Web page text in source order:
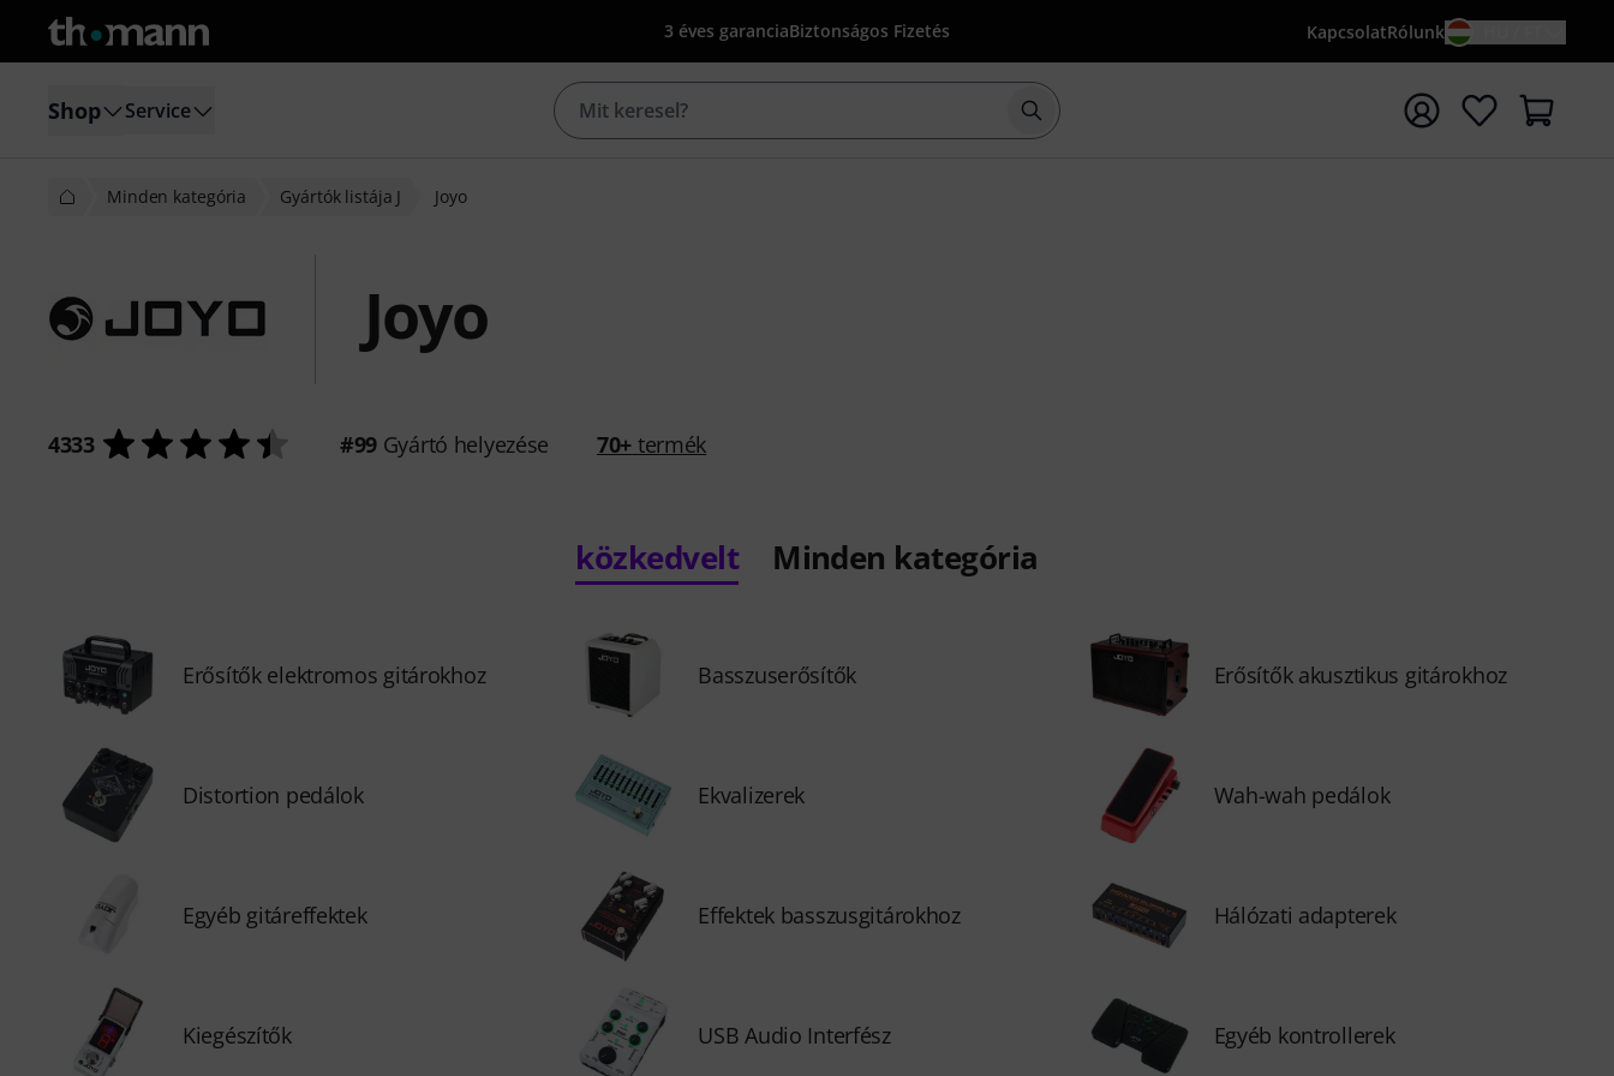
3 éves garanciaBiztonságos Fizetés KapcsolatRólunk
Shop Service Keresés indítása {searchTerm} keresőszóval
Minden kategória Gyártók listája J Joyo
Joyo
4333 #99Gyártó helyezése 70+ termék
közkedvelt Minden kategória
Erősítők elektromos gitárokhoz Basszuserősítők Erősítők akusztikus gitárokhoz
Distortion pedálok Ekvalizerek Wah-wah pedálok
Egyéb gitáreffektek Effektek basszusgitárokhoz Hálózati adapterek
Kiegészítők USB Audio Interfész Egyéb kontrollerek